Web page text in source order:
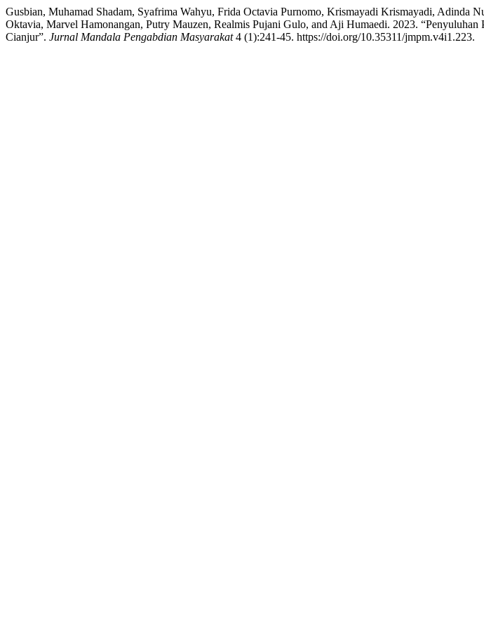
Gusbian, Muhamad Shadam, Syafrima Wahyu, Frida Octavia Purnomo, Krismayadi Krismayadi,
Oktavia, Marvel Hamonangan, Putry Mauzen, Realmis Pujani Gulo, and Aji Humaedi. 2023.
Cianjur”. Jurnal Mandala Pengabdian Masyarakat4 (1):241-45. https://doi.org/10.35311/jmpm.v4i1.223.